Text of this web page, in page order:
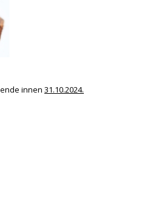
innen 31.10.2024.